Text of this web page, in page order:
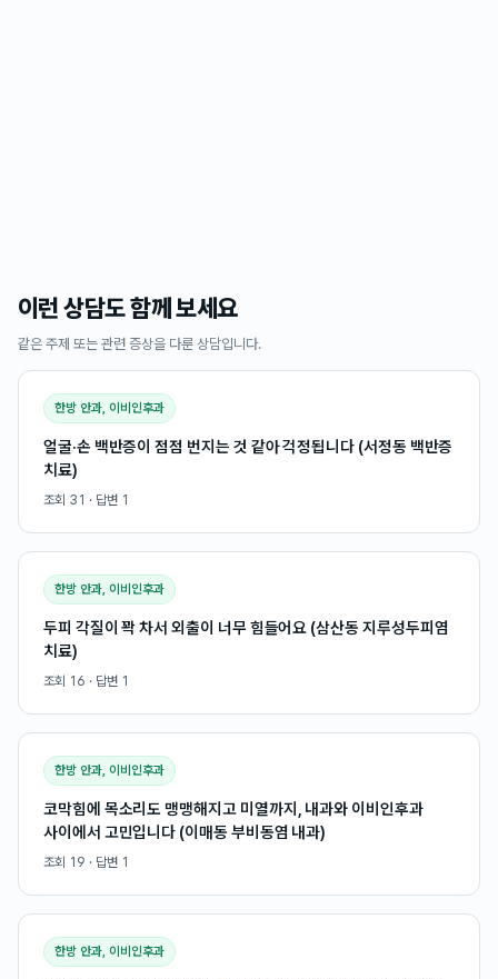
이런 상담도 함께 보세요
같은 주제 또는 관련 증상을 다룬 상담입니다.
한방 안과, 이비인후과
얼굴·손 백반증이 점점 번지는 것 같아 걱정됩니다 (서정동 백반증
치료)
조회 31 · 답변 1
한방 안과, 이비인후과
두피 각질이 꽉 차서 외출이 너무 힘들어요 (삼산동 지루성두피염
치료)
조회 16 · 답변 1
한방 안과, 이비인후과
코막힘에 목소리도 맹맹해지고 미열까지, 내과와 이비인후과
사이에서 고민입니다 (이매동 부비동염 내과)
조회 19 · 답변 1
한방 안과, 이비인후과